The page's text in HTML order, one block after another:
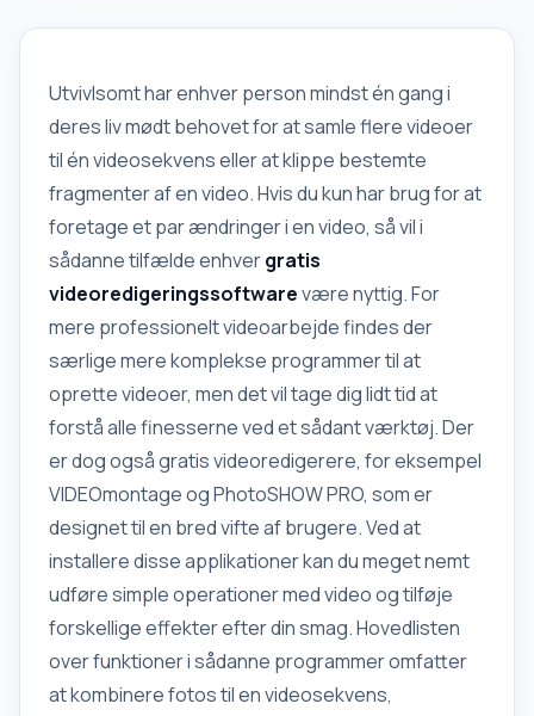
Utvivlsomt har enhver person mindst én gang i
deres liv mødt behovet for at samle flere videoer
til én videosekvens eller at klippe bestemte
fragmenter af en video. Hvis du kun har brug for at
foretage et par ændringer i en video, så vil i
sådanne tilfælde enhvergratis
videoredigeringssoftwarevære nyttig. For
mere professionelt videoarbejde findes der
særlige mere komplekse programmer til at
oprette videoer, men det vil tage dig lidt tid at
forstå alle finesserne ved et sådant værktøj. Der
er dog også gratis videoredigerere, for eksempel
VIDEOmontage og PhotoSHOW PRO, som er
designet til en bred vifte af brugere. Ved at
installere disse applikationer kan du meget nemt
udføre simple operationer med video og tilføje
forskellige effekter efter din smag. Hovedlisten
over funktioner i sådanne programmer omfatter
at kombinere fotos til en videosekvens,